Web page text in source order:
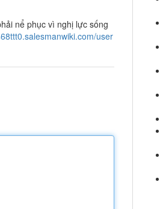
nể phục vì nghị lực sống
user